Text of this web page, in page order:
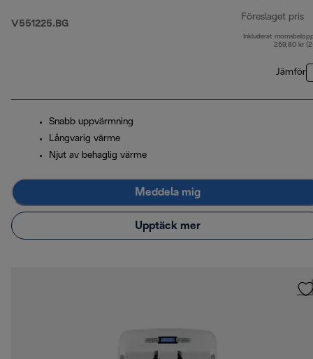
V551225.BG
Föreslaget pris
Inkluderat
259,80 kr
Jämför
Snabb uppvärmning
Långvarig värme
Njut av behaglig värme
Meddela mig
Upptäck mer